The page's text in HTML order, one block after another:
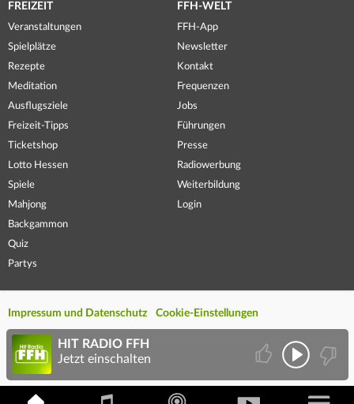
FREIZEIT
Veranstaltungen
Spielplätze
Rezepte
Meditation
Ausflugsziele
Freizeit-Tipps
Ticketshop
Lotto Hessen
Spiele
Mahjong
Backgammon
Quiz
Partys
FFH-WELT
FFH-App
Newsletter
Kontakt
Frequenzen
Jobs
Führungen
Presse
Radiowerbung
Weiterbildung
Login
Impressum und Datenschutz Cookie-Einstellungen
HIT RADIO FFH
Jetzt einschalten